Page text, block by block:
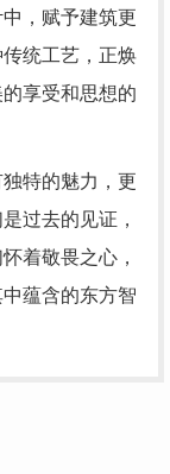
，赋予建筑更
统工艺，正焕
享受和思想的
特的魅力，更
过去的见证，
着敬畏之心，
蕴含的东方智